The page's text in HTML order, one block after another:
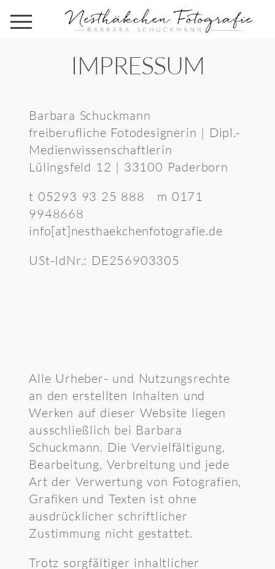
IMPRESSUM
Barbara Schuckmann
freiberufliche Fotodesignerin | Dipl.-
Medienwissenschaftlerin
Lülingsfeld 12 | 33100 Paderborn
t 05293 93 25 888 m 0171
9948668
info[at]nesthaekchenfotografie.de
USt-IdNr.: DE256903305
Alle Urheber- und Nutzungsrechte
an den erstellten Inhalten und
Werken auf dieser Website liegen
ausschließlich bei Barbara
Schuckmann. Die Vervielfältigung,
Bearbeitung, Verbreitung und jede
Art der Verwertung von Fotografien,
Grafiken und Texten ist ohne
ausdrücklicher schriftlicher
Zustimmung nicht gestattet.
Trotz sorgfältiger inhaltlicher